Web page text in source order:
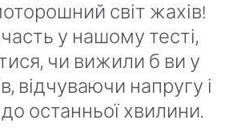
світ жахів!
у нашому тесті,
чи вижили б ви у
відчуваючи напругу і
останньої хвилини.